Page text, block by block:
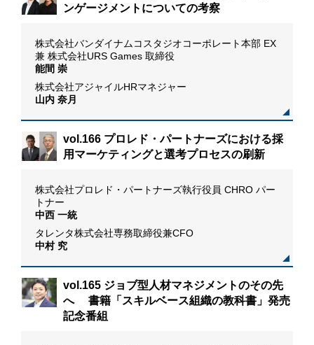
ンゲージメントについての考察
株式会社バンダイナムコスタジオコーポレート本部 EX
兼 株式会社URS Games 取締役
能間 崇
株式会社アジャイルHRマネジャー
山内 奈月
vol.166 プロレド・パートナーズにおける採
用マーケティングと選考プロセスの刷新
株式会社プロレド・パートナーズ執行役員 CHRO パー
トナー
中西 一統
タレンタ株式会社専務取締役兼CFO
中村 究
vol.165 ジョブ型人材マネジメントのその先
へ 書籍「スキルベース組織の教科書」発売
記念番組